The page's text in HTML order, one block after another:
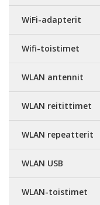
WiFi-adapterit
Wifi-toistimet
WLAN antennit
WLAN reitittimet
WLAN repeatterit
WLAN USB
WLAN-toistimet